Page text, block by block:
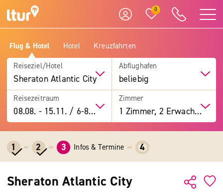
0
Flug & Hotel Hotel Kreuzfahrten
Reiseziel/Hotel
Sheraton Atlantic City
Abflughafen
beliebig
Reisezeitraum
08.08. -15.11. / 6-8 Tage
Zimmer
1 Zimmer, 2 Erwachsene
1 2 3 Infos & Termine 4
Sheraton Atlantic City